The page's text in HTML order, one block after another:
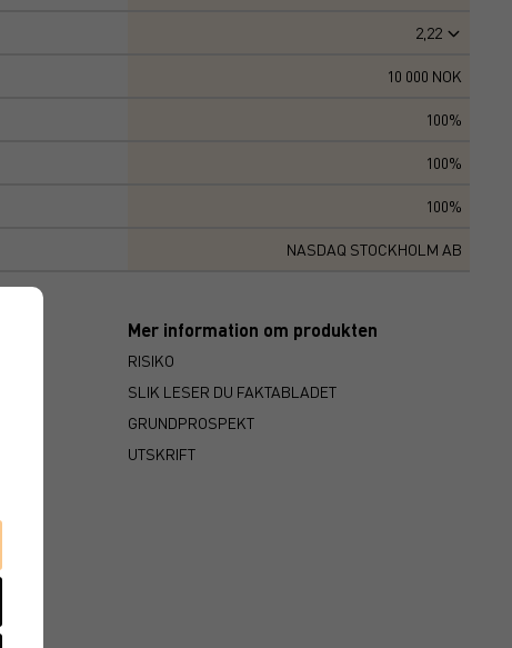
2,22
10 000 NOK
100%
100%
100%
NASDAQ STOCKHOLM AB
Mer information om produkten
RISIKO
SLIK LESER DU FAKTABLADET
GRUNDPROSPEKT
UTSKRIFT